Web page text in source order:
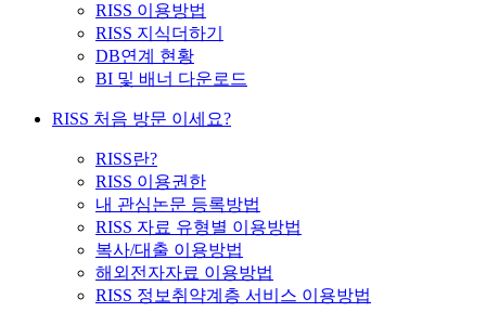
RISS 이용방법
RISS 지식더하기
DB연계 현황
BI 및 배너 다운로드
RISS 처음 방문 이세요?
RISS란?
RISS 이용권한
내 관심논문 등록방법
RISS 자료 유형별 이용방법
복사/대출 이용방법
해외전자자료 이용방법
RISS 정보취약계층 서비스 이용방법